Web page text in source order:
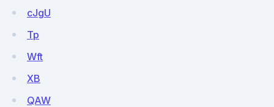
cJgU
Tp
Wft
XB
QAW